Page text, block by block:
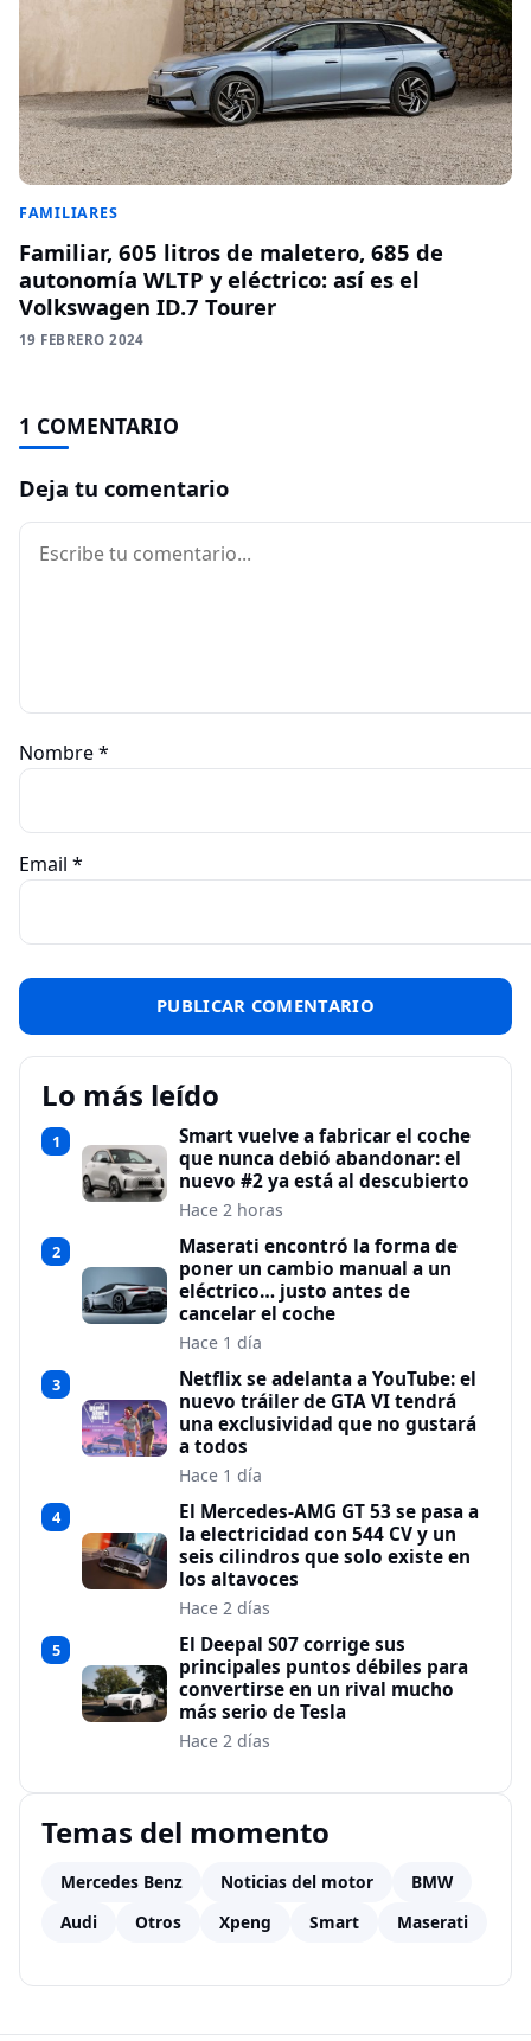
FAMILIARES
Familiar, 605 litros de maletero, 685 de
autonomía WLTP y eléctrico: así es el
Volkswagen ID.7 Tourer
19 FEBRERO 2024
1 COMENTARIO
Deja tu comentario
Comentario
Nombre*
Email *
Lo más leído
1
Smart vuelve a fabricar el coche
que nunca debió abandonar: el
nuevo #2 ya está al descubierto
Hace 2 horas
2
Maserati encontró la forma de
poner un cambio manual a un
eléctrico… justo antes de
cancelar el coche
Hace 1 día
3
Netflix se adelanta a YouTube: el
nuevo tráiler de GTA VI tendrá
una exclusividad que no gustará
a todos
Hace 1 día
4
El Mercedes-AMG GT 53 se pasa a
la electricidad con 544 CV y un
seis cilindros que solo existe en
los altavoces
Hace 2 días
5
El Deepal S07 corrige sus
principales puntos débiles para
convertirse en un rival mucho
más serio de Tesla
Hace 2 días
Temas del momento
Mercedes Benz Noticias del motor
BMW
Audi
Otros Xpeng Smart Maserati